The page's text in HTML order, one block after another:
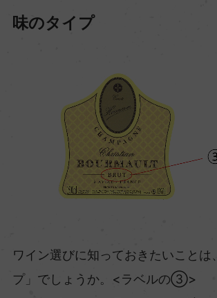
味のタイプ
ワイン選びに知っておきたいことは
プ」でしょうか。<ラベルの③>